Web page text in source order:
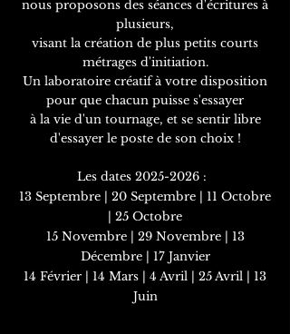
nous proposons des séances d'écritures à
plusieurs,
visant la création de plus petits courts
métrages d'initiation.
Un laboratoire créatif à votre disposition
pour que chacun puisse s'essayer
à la vie d'un tournage, et se sentir libre
d'essayer le poste de son choix !
Les dates 2025-2026:
13 Septembre | 20 Septembre | 11 Octobre
| 25 Octobre
15 Novembre | 29 Novembre | 13
Décembre | 17 Janvier
14 Février | 14 Mars | 4 Avril | 25 Avril | 13
Juin